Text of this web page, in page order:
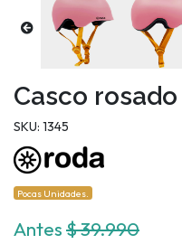
Casco rosado
SKU: 1345
Pocas Unidades.
Antes$ 39.990